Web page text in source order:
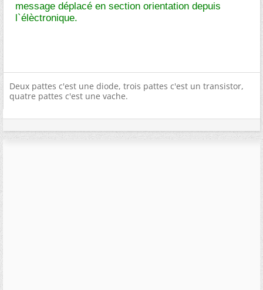
message déplacé en section orientation depuis
l`élèctronique.
Deux pattes c'est une diode, trois pattes c'est un transistor,
quatre pattes c'est une vache.